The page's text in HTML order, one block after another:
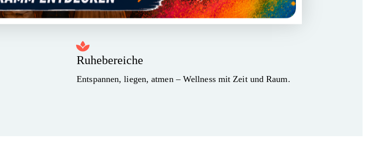
Erlebnisduschen und kühle Impulse für neue Energie.
Ruhebereiche
Entspannen, liegen, atmen – Wellness mit Zeit und Raum.